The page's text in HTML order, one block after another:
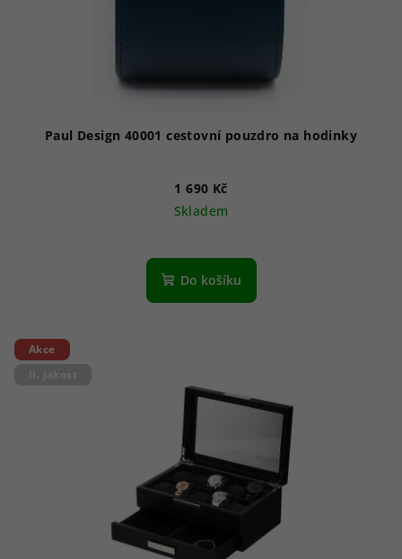
Paul Design 40001 cestovní pouzdro na hodinky
1 690 Kč
Skladem
Do košíku
Akce